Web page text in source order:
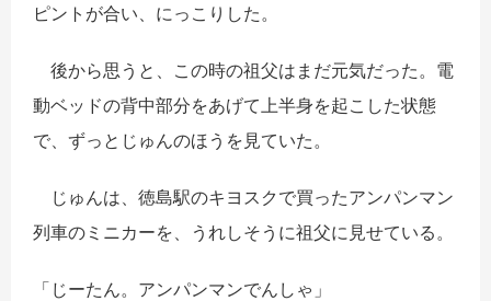
ピントが合い、にっこりした。
後から思うと、この時の祖父はまだ元気だった。電
動ベッドの背中部分をあげて上半身を起こした状態
で、ずっとじゅんのほうを見ていた。
じゅんは、徳島駅のキヨスクで買ったアンパンマン
列車のミニカーを、うれしそうに祖父に見せている。
「じーたん。アンパンマンでんしゃ」